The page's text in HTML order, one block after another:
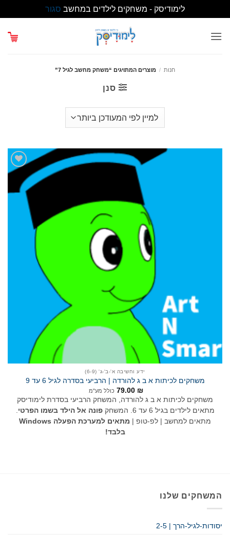
לימודיסק - משחקים לילדים במחשב סגור
חנות / מוצרים המתויגים “משחק מחשב לגיל 7”
סנן
הוסף
לרשימת
ידע וחשיבה א'-ב'-ג' (6-9)
משחקים לכיתות א ב ג להורדה | הרביעי בסדרה לגיל 6 עד 9
79.00 ₪ כולל מע"מ
משחקים לכיתות א ב ג להורדה, המשחק הרביעי בסדרת לימודיסק
מתאים לילדים בגיל 6 עד 6. המשחק
פונה אל הילד בשמו הפרטי.
מתאים למחשב | לפ-טופ |
מתאים למערכת הפעלה Windows
בלבד!
המשחקים שלנו
יסודות-לגיל-הרך | 2-5